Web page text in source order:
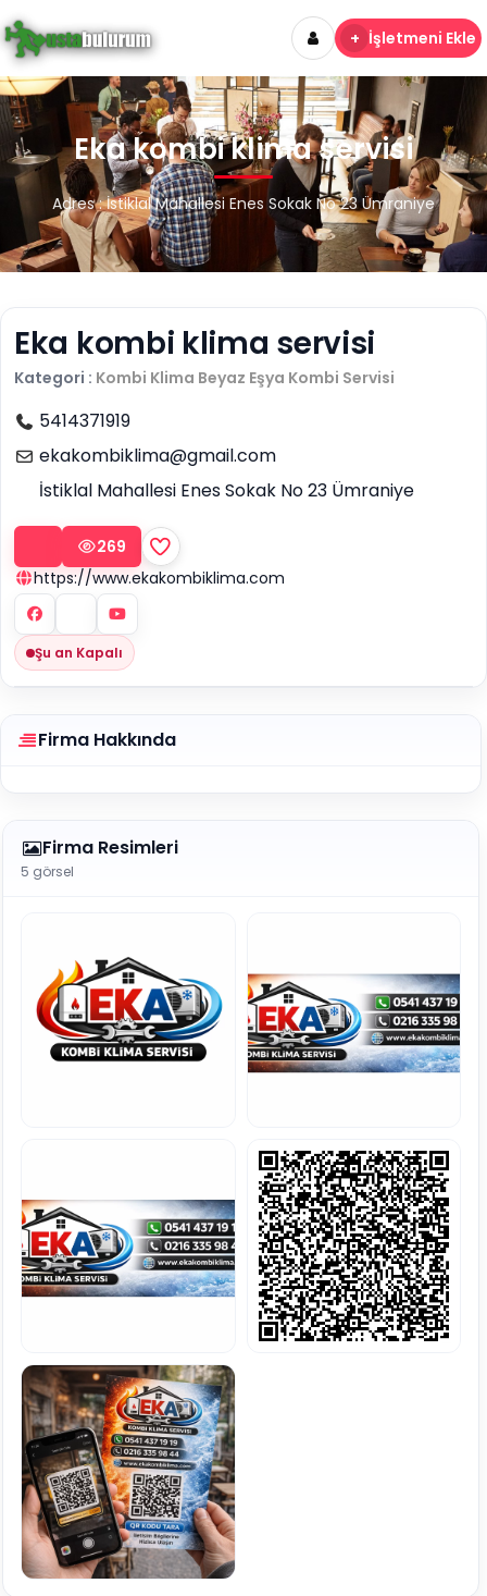
+ İşletmeni Ekle
Eka kombi klima servisi
Adres : İstiklal Mahallesi Enes Sokak No 23 Ümraniye
Eka kombi klima servisi
Kategori : Kombi Klima Beyaz Eşya Kombi Servisi
5414371919
ekakombiklima@gmail.com
İstiklal Mahallesi Enes Sokak No 23 Ümraniye
269
https://www.ekakombiklima.com
Şu an Kapalı
Firma Hakkında
Firma Resimleri
5 görsel